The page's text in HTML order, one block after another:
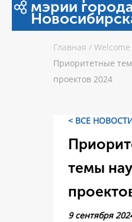
мэрии
Главная / Welcome
Приоритетные
проектов 2024
< ВСЕ
темы
9 сентября